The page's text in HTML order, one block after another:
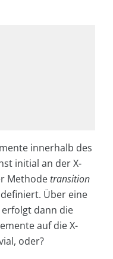
innerhalb des
initial an der X-
Methodetransition
Über eine
dann die
auf die X-
oder?